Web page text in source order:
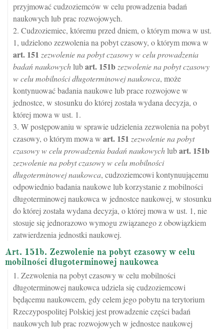
przyjmować cudzoziemców w celu prowadzenia badań
naukowych lub prac rozwojowych.
2. Cudzoziemiec, któremu przed dniem, o którym mowa w ust.
1, udzielono zezwolenia na pobyt czasowy, o którym mowa w
art. 151 zezwolenie na pobyt czasowy w celu prowadzenia
badań naukowychlubart. 151b zezwolenie na pobyt czasowy
w celu mobilności długoterminowej naukowca, może
kontynuować badania naukowe lub prace rozwojowe w
jednostce, w stosunku do której została wydana decyzja, o
której mowa w ust. 1.
3. W postępowaniu w sprawie udzielenia zezwolenia na pobyt
czasowy, o którym mowa w art. 151 zezwolenie na pobyt
czasowy w celu prowadzenia badań naukowychlubart. 151b
zezwolenie na pobyt czasowy w celu mobilności
długoterminowej naukowca, cudzoziemcowi kontynuującemu
odpowiednio badania naukowe lub korzystanie z mobilności
długoterminowej naukowca w jednostce naukowej, w stosunku
do której została wydana decyzja, o której mowa w ust. 1, nie
stosuje się jednorazowo wymogu związanego z obowiązkiem
zatwierdzenia jednostki naukowej.
Art. 151b. Zezwolenie na pobyt czasowy w celu
mobilności długoterminowej naukowca
1. Zezwolenia na pobyt czasowy w celu mobilności
długoterminowej naukowca udziela się cudzoziemcowi
będącemu naukowcem, gdy celem jego pobytu na terytorium
Rzeczypospolitej Polskiej jest prowadzenie części badań
naukowych lub prac rozwojowych w jednostce naukowej